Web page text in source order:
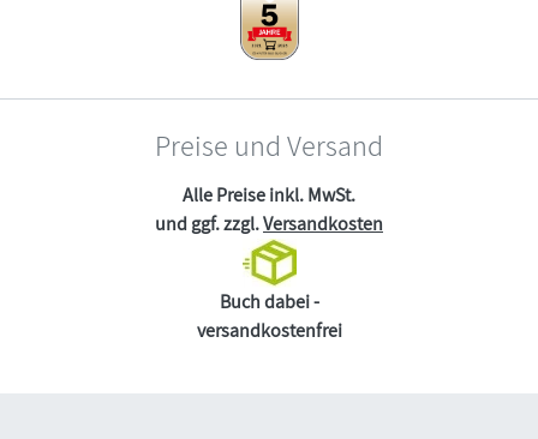
Preise und Versand
Alle Preise inkl. MwSt.
und ggf. zzgl.Versandkosten
Buch dabei -
versandkostenfrei